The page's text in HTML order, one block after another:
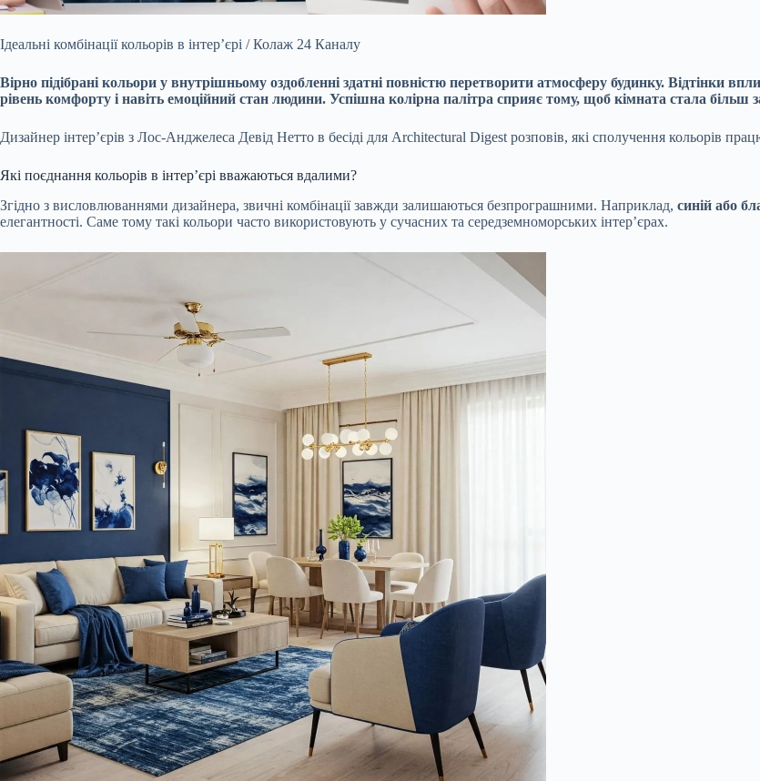
Ідеальні комбінації кольорів в інтер’єрі / Колаж 24 Каналу
Вірно підібрані кольори у внутрішньому оздобленні здатні повністю перетворити атмосферу будинку. Відтінки
рівень комфорту і навіть емоційний стан людини. Успішна колірна палітра сприяє тому, щоб кімната стала
Дизайнер інтер’єрів з Лос-Анджелеса Девід Нетто в бесіді для Architectural Digest розповів, які сполучення кольорів
Які поєднання кольорів в інтер’єрі вважаються вдалими?
Згідно з висловлюваннями дизайнера, звичні комбінації завжди залишаються безпрограшними. Наприклад, синій або
елегантності. Саме тому такі кольори часто використовують у сучасних та середземноморських інтер’єрах.